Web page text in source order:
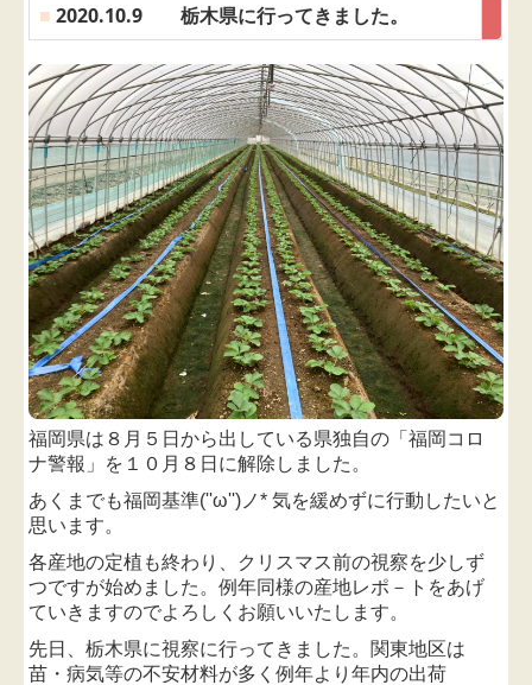
■ 2020.10.9 栃木県に行ってきました。
福岡県は８月５日から出している県独自の「福岡コロ
ナ警報」を １０月８日に解除しました。
あくまでも福岡基準(''ω'')ノ*気を緩めずに行動したいと
思います。
各産地の定植も終わり、クリスマス前の視察を少しず
つですが始めました。例年同様の産地レポ－トをあげ
ていきますのでよろしくお願いいたします。
先日、栃木県に視察に行ってきました。関東地区は
苗・病気等の不安材料が多く例年より年内の出荷